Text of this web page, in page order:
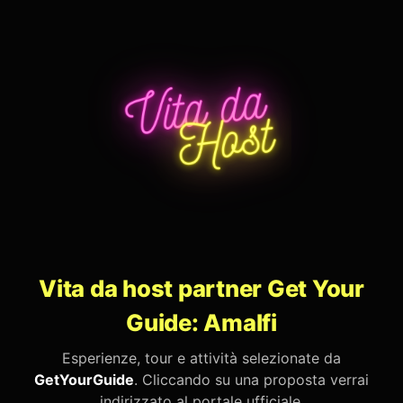
Vita da host partner Get Your
Guide: Amalfi
Esperienze, tour e attività selezionate da
GetYourGuide. Cliccando su una proposta verrai